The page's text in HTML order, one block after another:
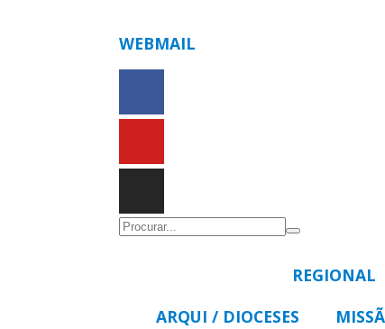
WEBMAIL
REGIONAL
ARQUI / DIOCESES